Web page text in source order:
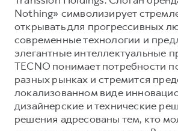
Nothing» символизирует
открывать для прогрессивных
современные технологии и
элегантные интеллектуальные
TECNO понимает потребности
разных рынках и стремится
локализованном виде
дизайнерские и технические
решения адресованы тем, кто